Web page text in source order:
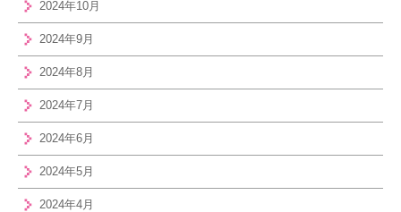
2024年10月
2024年9月
2024年8月
2024年7月
2024年6月
2024年5月
2024年4月